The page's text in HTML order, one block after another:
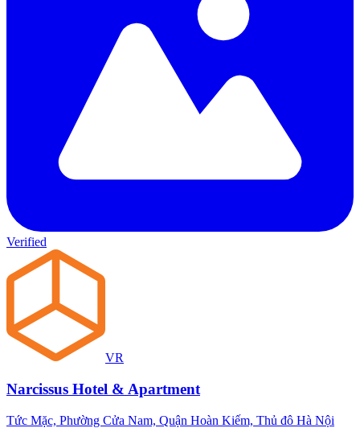
Verified
VR
Narcissus Hotel & Apartment
Tức Mặc, Phường Cửa Nam, Quận Hoàn Kiếm, Thủ đô Hà Nội